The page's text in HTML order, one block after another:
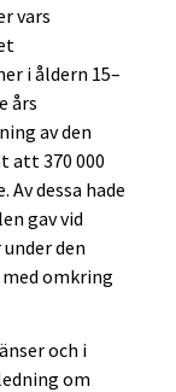
vars
i åldern 15–
års
av den
att 370 000
Av dessa hade
gav vid
den
omkring
och i
om